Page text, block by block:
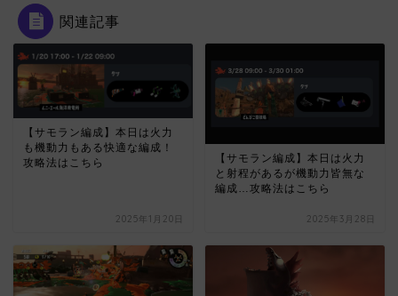
関連記事
【サモラン編成】本日は火力
も機動力もある快適な編成！
攻略法はこちら
2025年1月20日
【サモラン編成】本日は火力
と射程があるが機動力皆無な
編成…攻略法はこちら
2025年3月28日